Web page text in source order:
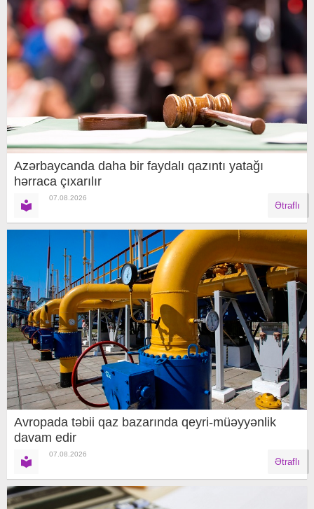
Azərbaycanda daha bir faydalı qazıntı yatağı
hərraca çıxarılır
07.08.2026
Ətraflı
Avropada təbii qaz bazarında qeyri-müəyyənlik
davam edir
07.08.2026
Ətraflı